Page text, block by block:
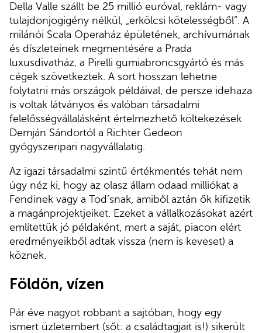
Della Valle szállt be 25 millió euróval, reklám- vagy
tulajdonjogigény nélkül, „erkölcsi kötelességből”. A
milánói Scala Operaház épületének, archívumának
és díszleteinek megmentésére a Prada
luxusdivatház, a Pirelli gumiabroncsgyártó és más
cégek szövetkeztek. A sort hosszan lehetne
folytatni más országok példáival, de persze idehaza
is voltak látványos és valóban társadalmi
felelősségvállalásként értelmezhető költekezések
Demján Sándortól a Richter Gedeon
gyógyszeripari nagyvállalatig.
Az igazi társadalmi szintű értékmentés tehát nem
úgy néz ki, hogy az olasz állam odaad milliókat a
Fendinek vagy a Tod’snak, amiből aztán ők kifizetik
a magánprojektjeiket. Ezeket a vállalkozásokat azért
említettük jó példaként, mert a saját, piacon elért
eredményeikből adtak vissza (nem is keveset) a
köznek.
Földön, vízen
Pár éve nagyot robbant a sajtóban, hogy egy
ismert üzletembert (sőt: a családtagjait is!) sikerült